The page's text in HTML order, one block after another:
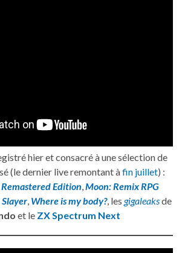
hier et consacré à une sélection de
(le dernier live remontant àfin juillet) :
Edition,Moon: Remix RPG
, Where is my body?, les gigaleaksde
et le ZX Spectrum Next